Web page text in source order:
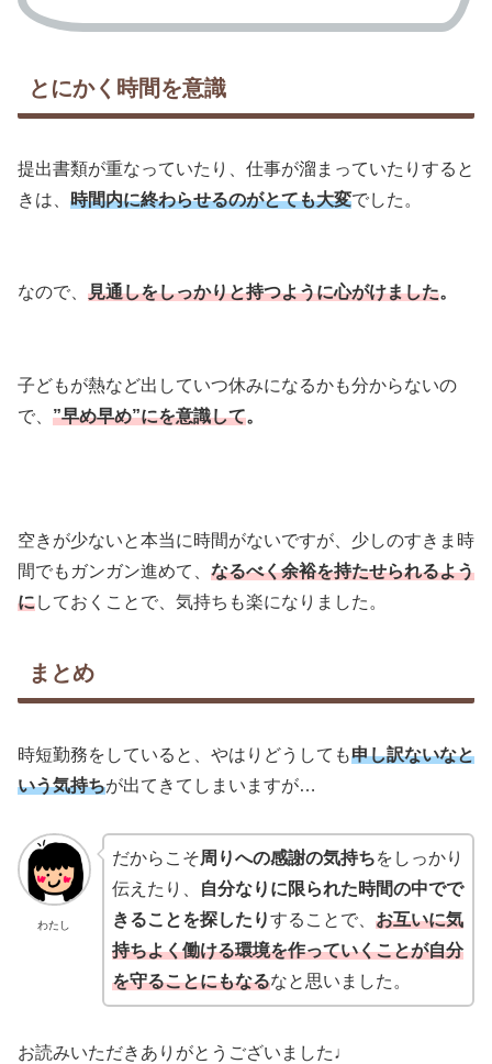
とにかく時間を意識
提出書類が重なっていたり、仕事が溜まっていたりすると
きは、 時間内に終わらせるのがとても大変でした。
なので、 見通しをしっかりと持つように心がけました。
子どもが熱など出していつ休みになるかも分からないの
で、 ”早め早め”にを意識して。
空きが少ないと本当に時間がないですが、少しのすきま時
間でもガンガン進めて、 なるべく余裕を持たせられるよう
にしておくことで、気持ちも楽になりました。
まとめ
時短勤務をしていると、やはりどうしても申し訳ないなと
いう気持ちが出てきてしまいますが…
わたし
だからこそ周りへの感謝の気持ちをしっかり
伝えたり、
自分なりに限られた時間の中でで
きることを探したりすることで、 お互いに気
持ちよく働ける環境を作っていくことが自分
を守ることにもなるなと思いました。
お読みいただきありがとうございました♩